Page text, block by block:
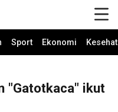
Sport Ekonomi
"Gatotkaca" ikut